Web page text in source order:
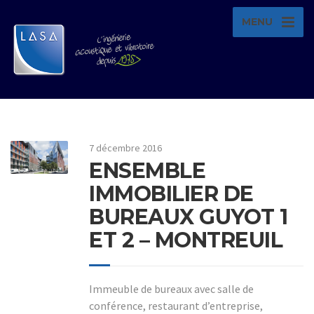
MENU
7 décembre 2016
ENSEMBLE
IMMOBILIER DE
BUREAUX GUYOT 1
ET 2 – MONTREUIL
Immeuble de bureaux avec salle de
conférence, restaurant d’entreprise,